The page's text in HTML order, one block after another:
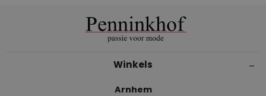
Winkels
Arnhem